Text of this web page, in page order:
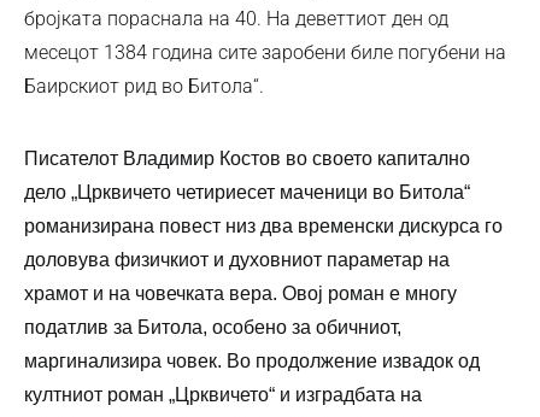
бројката пораснала на 40. На деветтиот ден од
месецот 1384 година сите заробени биле погубени на
Баирскиот рид во Битола“.
Писателот Владимир Костов во своето капитално
дело „Црквичето четириесет маченици во Битола“
романизирана повест низ два временски дискурса го
доловува физичкиот и духовниот параметар на
храмот и на човечката вера. Овој роман е многу
податлив за Битола, особено за обичниот,
маргинализира човек. Во продолжение извадок од
култниот роман „Црквичето“ и изградбата на